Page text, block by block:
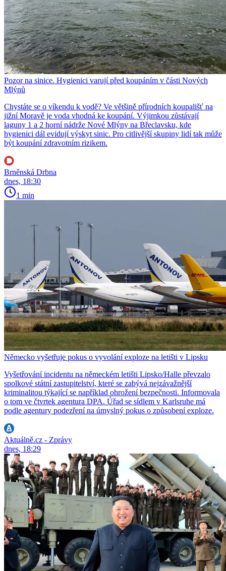
Pozor na sinice. Hygienici varují před koupáním v části Nových
Mlýnů
Chystáte se o víkendu k vodě? Ve většině přírodních koupališť na
jižní Moravě je voda vhodná ke koupání. Výjimkou zůstávají
laguny 1 a 2 horní nádrže Nové Mlýny na Břeclavsku, kde
hygienici dál evidují výskyt sinic. Pro citlivější skupiny lidí tak může
být koupání zdravotním rizikem.
Brněnská Drbna
dnes, 18:30
1 min
Německo vyšetřuje pokus o vyvolání exploze na letišti v Lipsku
Vyšetřování incidentu na německém letišti Lipsko/Halle převzalo
spolkové státní zastupitelství, které se zabývá nejzávažnější
kriminalitou týkající se například ohrožení bezpečnosti. Informovala
o tom ve čtvrtek agentura DPA. Úřad se sídlem v Karlsruhe má
podle agentury podezření na úmyslný pokus o způsobení exploze.
Aktuálně.cz - Zprávy
dnes, 18:29